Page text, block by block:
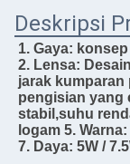
Deskripsi
1. Gaya:
2. Lensa:
jarak kumparan
pengisian yang
stabil,suhu
logam 5.
7. Daya: 5W /